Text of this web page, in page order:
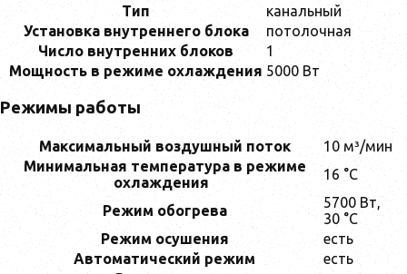
Тип
канальный
Установка внутреннего блока
потолочная
Число внутренних блоков
1
Мощность в режиме охлаждения 5000 Вт
Режимы работы
Максимальный воздушный поток
10 м³/мин
Минимальная температура в режиме
охлаждения
16 °C
Режим обогрева
5700 Вт,
30 °C
Режим осушения
есть
Автоматический режим
есть